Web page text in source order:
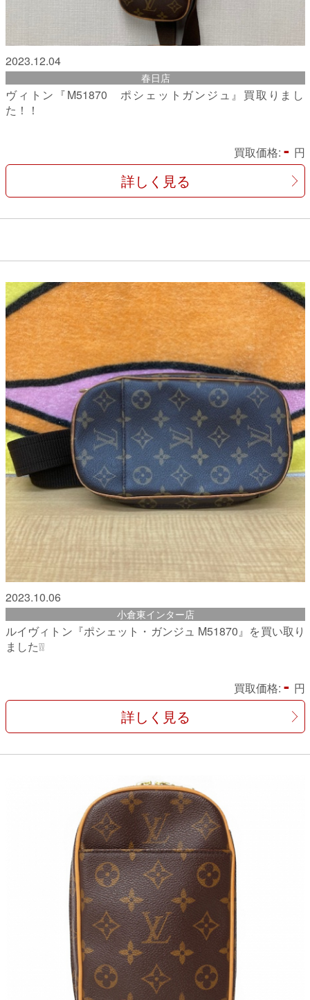
2023.12.04
春日店
ヴィトン『M51870 ポシェットガンジュ』買取りまし
た！！
買取価格: - 円
詳しく見る
2023.10.06
小倉東インター店
ルイヴィトン『ポシェット・ガンジュ M51870』を買い取り
ました❕❕
買取価格: - 円
詳しく見る